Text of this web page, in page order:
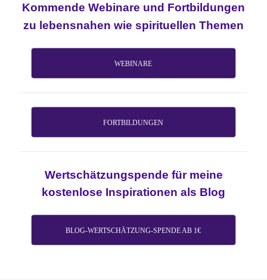
Kommende Webinare und Fortbildungen
zu lebensnahen wie spirituellen Themen
WEBINARE
FORTBILDUNGEN
Wertschätzungspende für meine
kostenlose Inspirationen als Blog
BLOG-WERTSCHÄTZUNG-SPENDE AB 1€